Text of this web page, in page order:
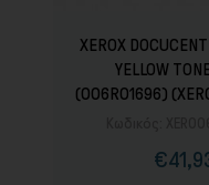
XEROX
YELLOW
(006R01696)